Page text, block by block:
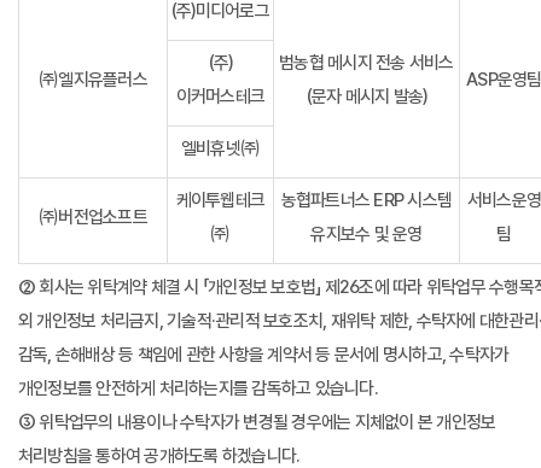
㈜엘지유플러스
(주)미디어로그
범농협 메시지 전송 서비스
(문자 메시지 발송)
ASP운영팀
(주)
이커머스테크
엘비휴넷㈜
㈜버전업소프트
케이투웹테크
㈜
농협파트너스 ERP 시스템
유지보수 및 운영
서비스운영
팀
② 회사는 위탁계약 체결 시 「개인정보 보호법」 제26조에 따라 위탁업무 수행목
외 개인정보 처리금지, 기술적·관리적 보호조치, 재위탁 제한, 수탁자에 대한관리
감독, 손해배상 등 책임에 관한 사항을 계약서 등 문서에 명시하고, 수탁자가
개인정보를 안전하게 처리하는지를 감독하고 있습니다.
③ 위탁업무의 내용이나 수탁자가 변경될 경우에는 지체없이 본 개인정보
처리방침을 통하여 공개하도록 하겠습니다.